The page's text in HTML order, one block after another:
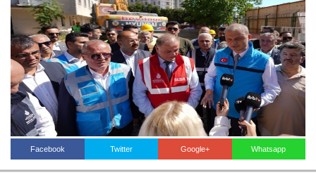
Facebook Twitter Google+ Whatsapp
VİDEO GALERİ
KÜNYE
İLETİŞİM
Haberin Doğru Adresi.